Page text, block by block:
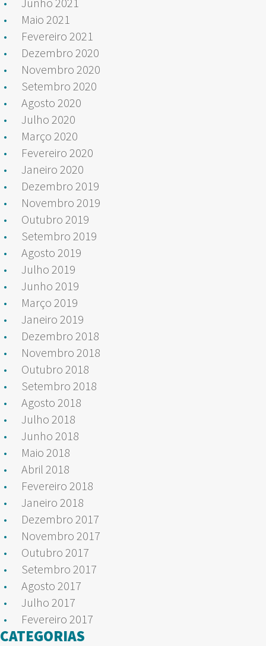
Maio 2021
Fevereiro 2021
Dezembro 2020
Novembro 2020
Setembro 2020
Agosto 2020
Julho 2020
Março 2020
Fevereiro 2020
Janeiro 2020
Dezembro 2019
Novembro 2019
Outubro 2019
Setembro 2019
Agosto 2019
Julho 2019
Junho 2019
Março 2019
Janeiro 2019
Dezembro 2018
Novembro 2018
Outubro 2018
Setembro 2018
Agosto 2018
Julho 2018
Junho 2018
Maio 2018
Abril 2018
Fevereiro 2018
Janeiro 2018
Dezembro 2017
Novembro 2017
Outubro 2017
Setembro 2017
Agosto 2017
Julho 2017
Fevereiro 2017
CATEGORIAS